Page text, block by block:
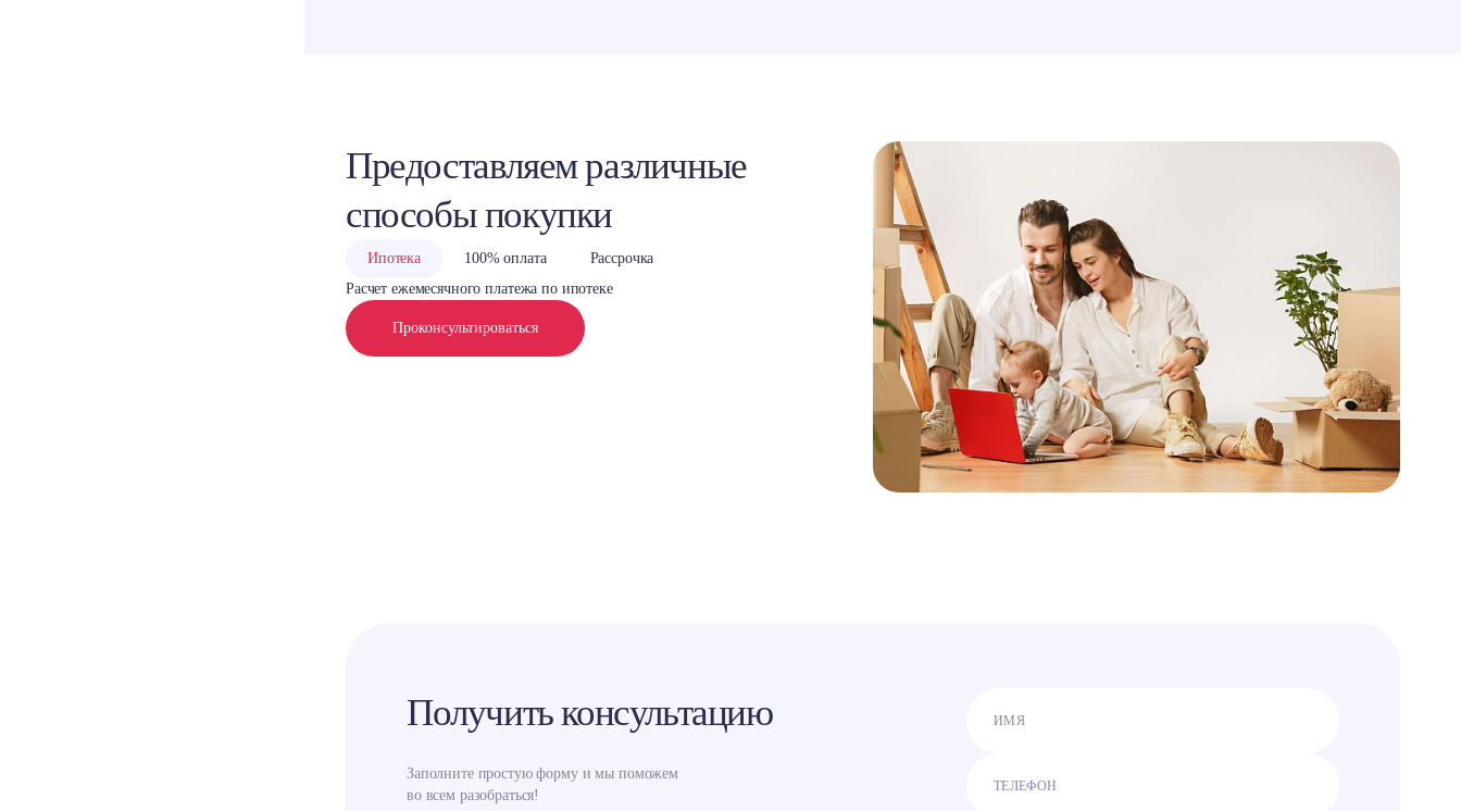
Предоставляем различные
способы покупки
Ипотека 100% оплата
Рассрочка
Расчет ежемесячного платежа по ипотеке
Проконсультироваться
Получить консультацию
Заполните простую форму и мы поможем
во всем разобраться!